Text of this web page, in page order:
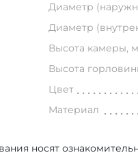
Диаметр
Диаметр
Высота камеры,
Высота
Цвет
Материал
носят